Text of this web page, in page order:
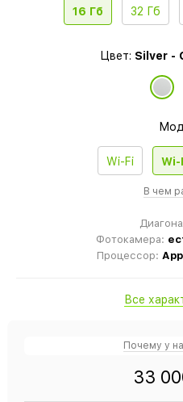
16 Гб 32 Гб
Цвет: Silver -
Wi-Fi Wi-
В чем
Фотокамера:
Процессор:
Все
Почему у
33